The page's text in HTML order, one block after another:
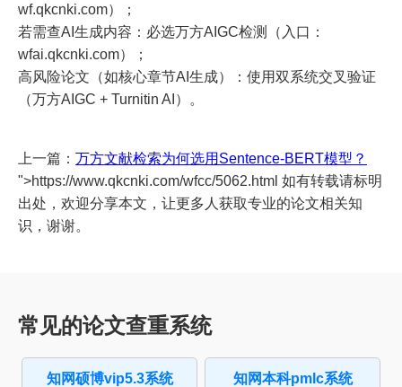
wf.qkcnki.com）；
若需查AI生成内容：必选万方AIGC检测（入口：
wfai.qkcnki.com）；
高风险论文（如核心章节AI生成）：使用双系统交叉验证
（万方AIGC + Turnitin AI）。
上一篇： 万方文献检索为何选用Sentence-BERT模型？
">https://www.qkcnki.com/wfcc/5062.html 如有转载请标明
出处，欢迎分享本文，让更多人获取专业的论文相关知
识，谢谢。
常见的论文查重系统
知网硕博vip5.3系统 知网本科pmlc系统